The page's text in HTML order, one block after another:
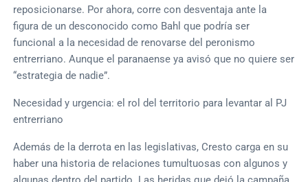
reposicionarse. Por ahora, corre con desventaja ante la
figura de un desconocido como Bahl que podría ser
funcional a la necesidad de renovarse del peronismo
entrerriano. Aunque el paranaense ya avisó que no quiere ser
“estrategia de nadie”.
Necesidad y urgencia: el rol del territorio para levantar al PJ
entrerriano
Además de la derrota en las legislativas, Cresto carga en su
haber una historia de relaciones tumultuosas con algunos y